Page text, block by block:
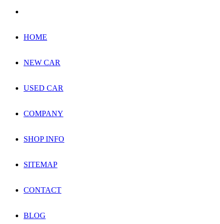
HOME
NEW CAR
USED CAR
COMPANY
SHOP INFO
SITEMAP
CONTACT
BLOG